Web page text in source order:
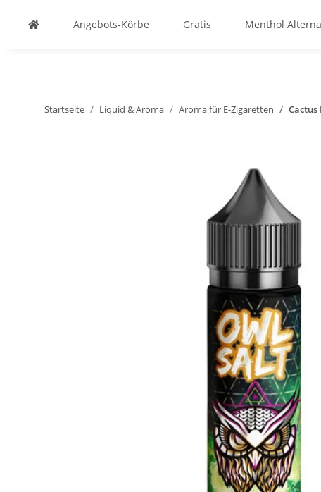
Angebots-Körbe Gratis Menthol
Startseite Liquid & Aroma Aroma für E-Zigaretten